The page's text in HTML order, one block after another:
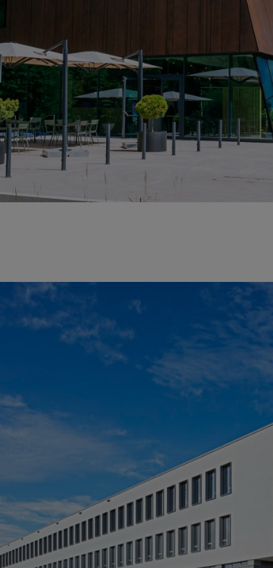
(Tengen)
un carattere familiare. Sebbene sia il più piccolo dei
assemblano anche seghe elettriche.